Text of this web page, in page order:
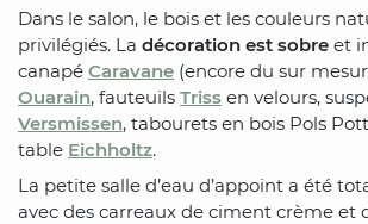
Dans le salon, le bois et les couleurs
privilégiés. La décoration est sobre et
canapé Caravane (encore du sur
Ouarain, fauteuils Triss en velours,
Versmissen, tabourets en bois Pols
table Eichholtz.
La petite salle d’eau d’appoint a été
avec des carreaux de ciment crème et